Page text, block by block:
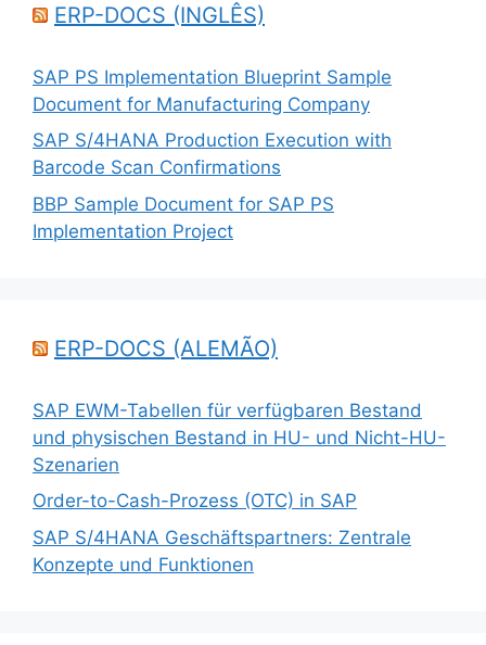
ERP-DOCS (INGLÊS)
SAP PS Implementation Blueprint Sample
Document for Manufacturing Company
SAP S/4HANA Production Execution with
Barcode Scan Confirmations
BBP Sample Document for SAP PS
Implementation Project
ERP-DOCS (ALEMÃO)
SAP EWM-Tabellen für verfügbaren Bestand
und physischen Bestand in HU- und Nicht-HU-
Szenarien
Order-to-Cash-Prozess (OTC) in SAP
SAP S/4HANA Geschäftspartners: Zentrale
Konzepte und Funktionen